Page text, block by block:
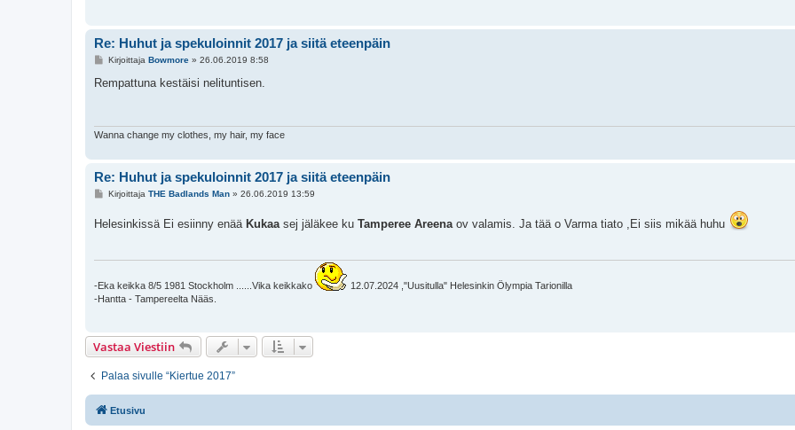
Re: Huhut ja spekuloinnit 2017 ja siitä eteenpäin
V
e
Kirjoittaja Bowmore» 26.06.2019 8:58
Rempattuna kestäisi nelituntisen.
Wanna change my clothes, my hair, my face
Re: Huhut ja spekuloinnit 2017 ja siitä eteenpäin
V
s
Kirjoittaja THE Badlands Man» 26.06.2019 13:59
Helesinkissä Ei esiinny enää Kukaasej jäläkee ku Tamperee Areenaov valamis. Ja tää o Varma tiato ,Ei siis mikää huhu
-Eka keikka 8/5 1981 Stockholm ......Vika keikkako
12.07.2024 ,"Uusitulla" Helesinkin Ölympia Tarionilla
-Hantta - Tampereelta Nääs.
Vastaa Viestiin
Palaa sivulle “Kiertue 2017”
Etusivu